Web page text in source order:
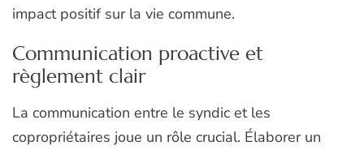
impact positif sur la vie commune.
Communication proactive et
règlement clair
La communication entre le syndic et les
copropriétaires joue un rôle crucial. Élaborer un